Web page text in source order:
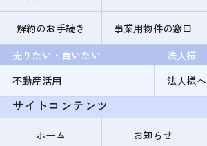
解約のお手続き
事業用物件の窓口
売りたい・買いたい
不動産活用
法人様
法人様へ
サイトコンテンツ
ホーム お知らせ